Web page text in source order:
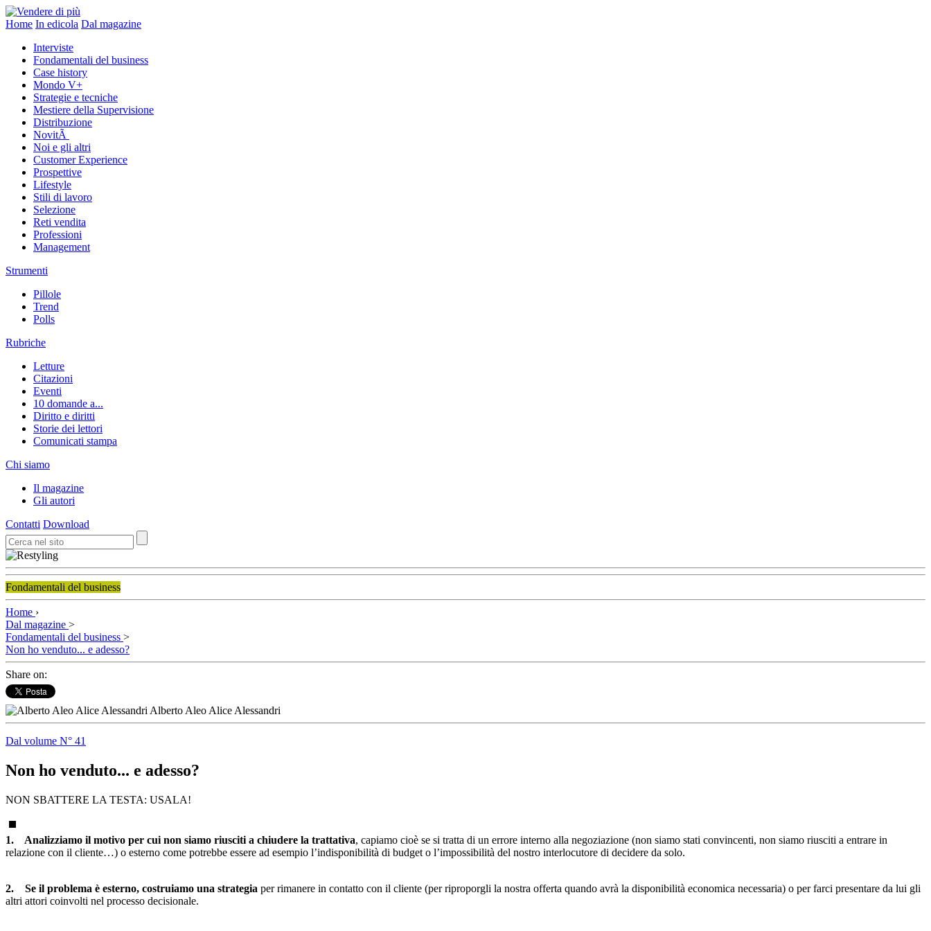
Home In edicola Dal magazine
Interviste
Fondamentali del business
Case history
Mondo V+
Strategie e tecniche
Mestiere della Supervisione
Distribuzione
NovitÃ
Noi e gli altri
Customer Experience
Prospettive
Lifestyle
Stili di lavoro
Selezione
Reti vendita
Professioni
Management
Strumenti
Pillole
Trend
Polls
Rubriche
Letture
Citazioni
Eventi
10 domande a...
Diritto e diritti
Storie dei lettori
Comunicati stampa
Chi siamo
Il magazine
Gli autori
Contatti Download
Fondamentali del business
Home ›
Dal magazine >
Fondamentali del business >
Non ho venduto... e adesso?
Share on:
Alberto Aleo Alice Alessandri
Dal volume N° 41
Non ho venduto... e adesso?
NON SBATTERE LA TESTA: USALA!
1. Analizziamo il motivo per cui non siamo riusciti a chiudere la trattativa, capiamo cioè se si tratta di un errore interno alla negoziazione (non siamo stati convincenti, non siamo riusciti a entrare in
relazione con il cliente…) o esterno come potrebbe essere ad esempio l’indisponibilità di budget o l’impossibilità del nostro interlocutore di decidere da solo.
2. Se il problema è esterno, costruiamo una strategia per rimanere in contatto con il cliente (per riproporgli la nostra offerta quando avrà la disponibilità economica necessaria) o per farci presentare da lui gli
altri attori coinvolti nel processo decisionale.